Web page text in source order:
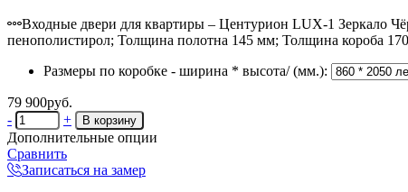
Входные двери для квартиры – Центурион LUX-1 Зеркало
пенополистирол; Толщина полотна 145 мм; Толщина короба
Размеры по коробке - ширина * высота/ (мм.):
79 900руб.
-
+
Дополнительные опции
Сравнить
Записаться на замер